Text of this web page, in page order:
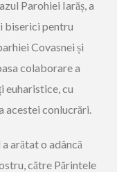
Parohiei Iarăș, a
biserici pentru
Covasnei și
colaborare a
euharistice, cu
acestei conlucrări.
a arătat o adâncă
către Părintele